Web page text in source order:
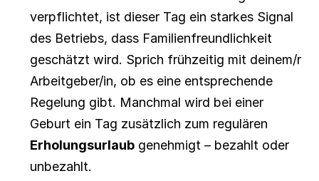
verpflichtet, ist dieser Tag ein starkes Signal
des Betriebs, dass Familienfreundlichkeit
geschätzt wird. Sprich frühzeitig mit deinem/r
Arbeitgeber/in, ob es eine entsprechende
Regelung gibt. Manchmal wird bei einer
Erholungsurlaub genehmigt – bezahlt oder
unbezahlt.